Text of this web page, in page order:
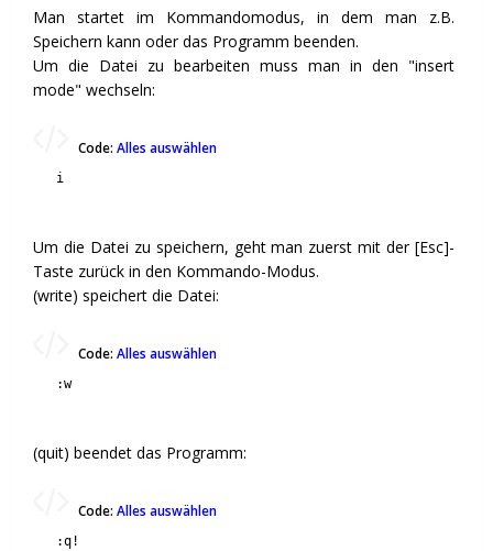
Man startet im Kommandomodus, in dem man z.B.
Speichern kann oder das Programm beenden.
Um die Datei zu bearbeiten muss man in den "insert
mode" wechseln:
Code: Alles auswählen
i
Um die Datei zu speichern, geht man zuerst mit der [Esc]-
Taste zurück in den Kommando-Modus.
(write) speichert die Datei:
Code: Alles auswählen
:w
(quit) beendet das Programm:
Code: Alles auswählen
:q!